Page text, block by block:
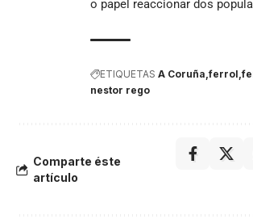
o papel reaccionar dos
ETIQUETAS A Coruña ferrol
nestor rego
Comparte éste
artículo